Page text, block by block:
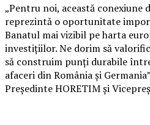
„Pentru noi, această conexiune
reprezintă o oportunitate
Banatul mai vizibil pe harta
investițiilor. Ne dorim să
să construim punți durabile
afaceri din România și
Președinte HORETIM și